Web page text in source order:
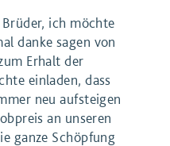
ich möchte
danke sagen von
Erhalt der
einladen, dass
neu aufsteigen
an unseren
ganze Schöpfung